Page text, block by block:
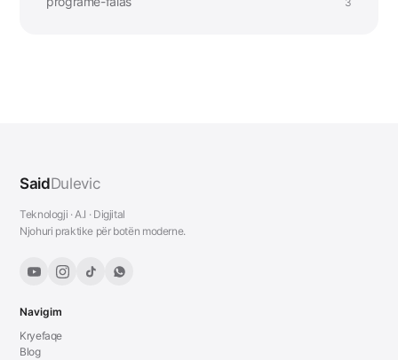
SaidDulevic
Teknologji · A.I · Digjital
Njohuri praktike për botën moderne.
Navigim
Kryefaqe
Blog